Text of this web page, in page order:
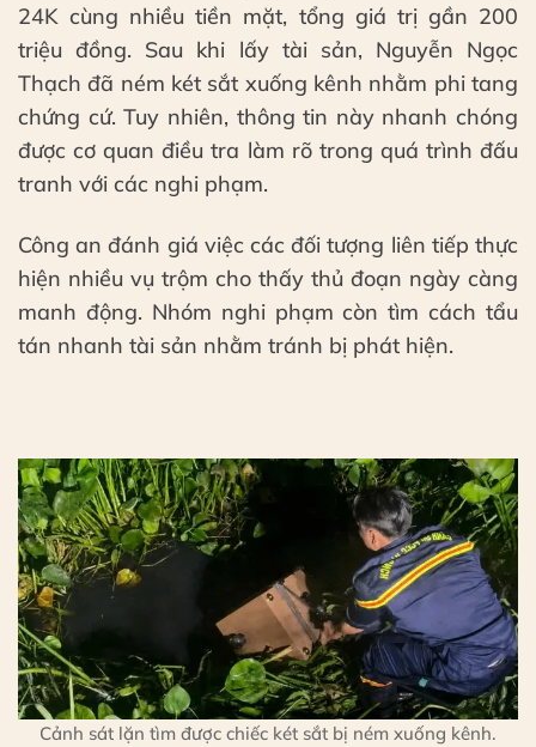
24K cùng nhiều tiền mặt, tổng giá trị gần 200
triệu đồng. Sau khi lấy tài sản, Nguyễn Ngọc
Thạch đã ném két sắt xuống kênh nhằm phi tang
chứng cứ. Tuy nhiên, thông tin này nhanh chóng
được cơ quan điều tra làm rõ trong quá trình đấu
tranh với các nghi phạm.
Công an đánh giá việc các đối tượng liên tiếp thực
hiện nhiều vụ trộm cho thấy thủ đoạn ngày càng
manh động. Nhóm nghi phạm còn tìm cách tẩu
tán nhanh tài sản nhằm tránh bị phát hiện.
Cảnh sát lặn tìm được chiếc két sắt bị ném xuống kênh.